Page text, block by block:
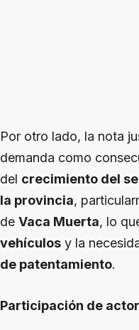
Por otro lado, la nota
demanda como
del crecimiento del
la provincia,
de Vaca Muerta, lo
vehículos y la
de patentamiento.
Participación de